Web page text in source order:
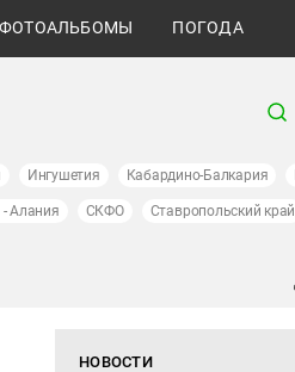
ФОТОАЛЬБОМЫ ПОГОДА
Ингушетия Кабардино-Балкария
Алания СКФО Ставропольский край
НОВОСТИ